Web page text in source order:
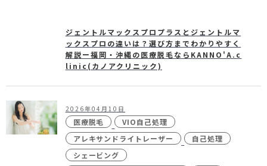
- マッサージピール
- ダーマペン4
- レーザーフェイシャル・レ
- 点滴・注射
- 他院抜糸・ホッチキス除去
ジェントルマックスプロプラスとジェントルマ
ックスプロの違いは？選び方までわかりやすく
解説ー福岡・沖縄の医療脱毛ならKANNO'A.c
linic(カノアクリニック)
2026年04月10日
医療脱毛
VIO自己処理
アレキサンドライトレーザー
自己処理
シェービング